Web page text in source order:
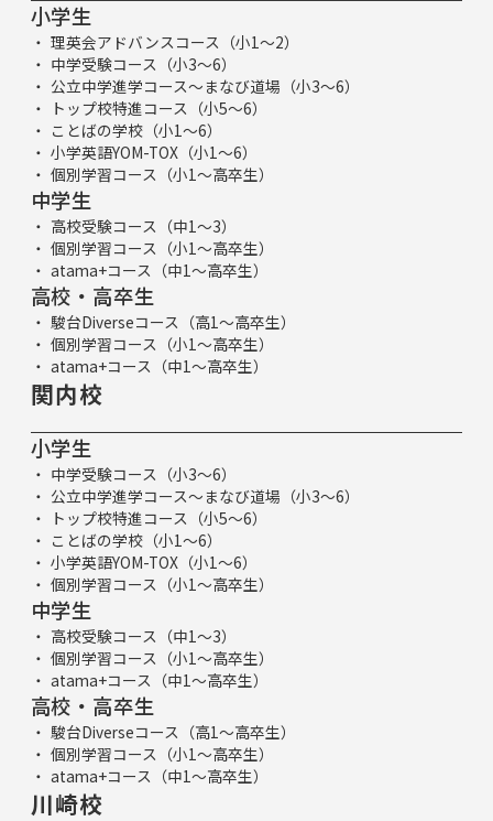
小学生
理英会アドバンスコース（小1～2）
中学受験コース（小3～6）
公立中学進学コース～まなび道場（小3～6）
トップ校特進コース（小5～6）
ことばの学校（小1～6）
小学英語YOM-TOX（小1～6）
個別学習コース（小1～高卒生）
中学生
高校受験コース（中1～3）
個別学習コース（小1～高卒生）
atama+コース（中1～高卒生）
高校・高卒生
駿台Diverseコース（高1～高卒生）
個別学習コース（小1～高卒生）
atama+コース（中1～高卒生）
関内校
小学生
中学受験コース（小3～6）
公立中学進学コース～まなび道場（小3～6）
トップ校特進コース（小5～6）
ことばの学校（小1～6）
小学英語YOM-TOX（小1～6）
個別学習コース（小1～高卒生）
中学生
高校受験コース（中1～3）
個別学習コース（小1～高卒生）
atama+コース（中1～高卒生）
高校・高卒生
駿台Diverseコース（高1～高卒生）
個別学習コース（小1～高卒生）
atama+コース（中1～高卒生）
川崎校